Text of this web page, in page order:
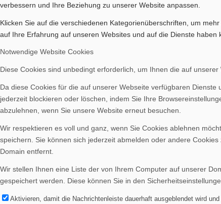
Mitgliedschaft
Spenden
Vereinsheim mieten
verbessern und Ihre Beziehung zu unserer Website anpassen.
Klicken Sie auf die verschiedenen Kategorienüberschriften, um
auf Ihre Erfahrung auf unseren Websites und auf die Dienste haben
Notwendige Website Cookies
Diese Cookies sind unbedingt erforderlich, um Ihnen die auf
Da diese Cookies für die auf unserer Webseite verfügbaren
jederzeit blockieren oder löschen, indem Sie Ihre
abzulehnen, wenn Sie unsere Website erneut besuchen.
Wir respektieren es voll und ganz, wenn Sie Cookies ablehnen
speichern. Sie können sich jederzeit abmelden oder andere
Domain entfernt.
Wir stellen Ihnen eine Liste der von Ihrem Computer auf unserer
gespeichert werden. Diese können Sie in den
Aktivieren, damit die Nachrichtenleiste dauerhaft ausgeblendet wird